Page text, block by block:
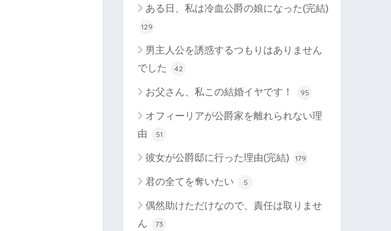
ある日、私は冷血公爵の娘になった(完結)
129
男主人公を誘惑するつもりはありません
でした
42
お父さん、私この結婚イヤです！ 95
オフィーリアが公爵家を離れられない理
由
51
彼女が公爵邸に行った理由(完結) 179
君の全てを奪いたい 5
偶然助けただけなので、責任は取りませ
ん
73